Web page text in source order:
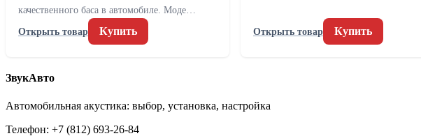
качественного баса в автомобиле. Моде…
Открыть товар
Купить Открыть товар Купить
ЗвукАвто
Автомобильная акустика: выбор, установка, настройка
Телефон: +7 (812) 693-26-84